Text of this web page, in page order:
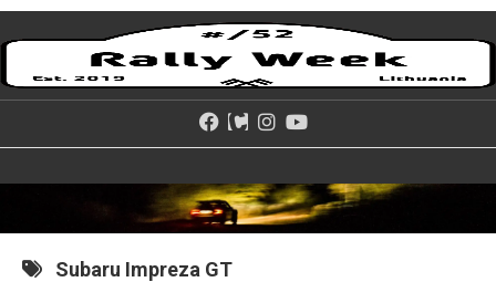
Skip
to
Subaru Impreza GT